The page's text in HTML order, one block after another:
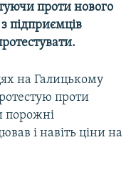
проти нового
підприємців
на Галицькому
проти
порожні
і навіть ціни на